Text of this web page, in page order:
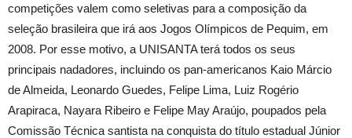
competições valem como seletivas para a composição da
seleção brasileira que irá aos Jogos Olímpicos de Pequim, em
2008. Por esse motivo, a UNISANTA terá todos os seus
principais nadadores, incluindo os pan-americanos Kaio Márcio
de Almeida, Leonardo Guedes, Felipe Lima, Luiz Rogério
Arapiraca, Nayara Ribeiro e Felipe May Araújo, poupados pela
Comissão Técnica santista na conquista do título estadual Júnior